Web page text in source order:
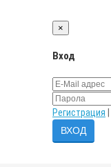
×
Вход
Регистрация